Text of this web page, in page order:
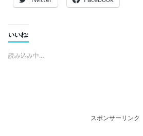
いいね:
読み込み中…
スポンサーリンク